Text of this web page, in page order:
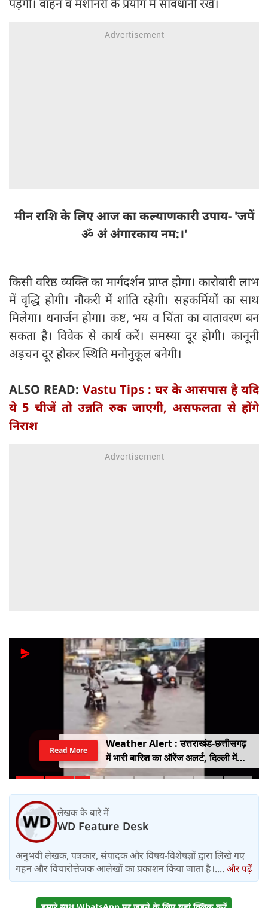
पड़ेगी। वाहन व मशीनरी के प्रयोग में सावधानी रखें।
मीन राशि के लिए आज का कल्याणकारी उपाय- 'जपें
ॐ अं अंगारकाय नम:।'
किसी वरिष्ठ व्यक्ति का मार्गदर्शन प्राप्त होगा। कारोबारी लाभ
में वृद्धि होगी। नौकरी में शांति रहेगी। सहकर्मियों का साथ
मिलेगा। धनार्जन होगा। कष्ट, भय व चिंता का वातावरण बन
सकता है। विवेक से कार्य करें। समस्या दूर होगी। कानूनी
अड़चन दूर होकर स्थिति मनोनुकूल बनेगी।
ALSO READ: Vastu Tips : घर के आसपास है यदि
ये 5 चीजें तो उन्नति रुक जाएगी, असफलता से होंगे
निराश
Weather Alert : उत्तराखंड-छत्तीसगढ़
में भारी बारिश का ऑरेंज अलर्ट, दिल्ली में
हल्की बारिश, जानें IMD का ताजा अपडेट
Read More
लेखक के बारे में
WD Feature Desk
अनुभवी लेखक, पत्रकार, संपादक और विषय-विशेषज्ञों द्वारा लिखे गए
गहन और विचारोत्तेजक आलेखों का प्रकाशन किया जाता है।.... और पढ़ें